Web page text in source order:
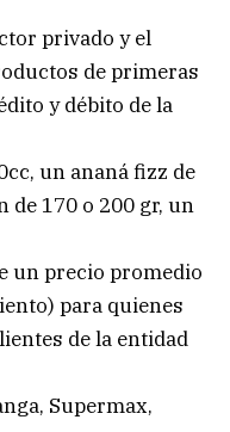
privado y el
de primeras
y débito de la
un ananá fizz de
de 170 o 200 gr, un
un precio promedio
para quienes
de la entidad
Supermax,